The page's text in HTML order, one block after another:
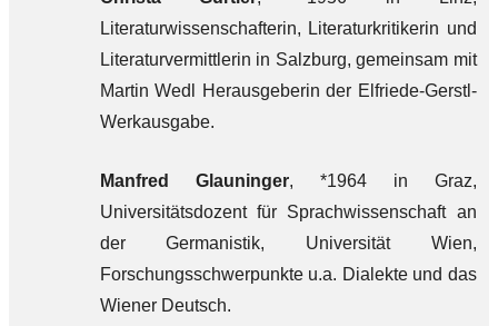
Literaturwissenschafterin, Literaturkritikerin und
Literaturvermittlerin in Salzburg, gemeinsam mit
Martin Wedl Herausgeberin der Elfriede-Gerstl-
Werkausgabe.
Manfred Glauninger, *1964 in Graz,
Universitätsdozent für Sprachwissenschaft an
der Germanistik, Universität Wien,
Forschungsschwerpunkte u.a. Dialekte und das
Wiener Deutsch.